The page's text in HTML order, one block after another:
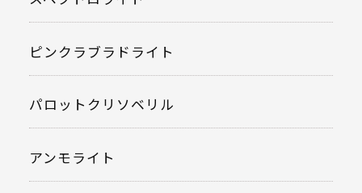
ピンクラブラドライト
パロットクリソベリル
アンモライト